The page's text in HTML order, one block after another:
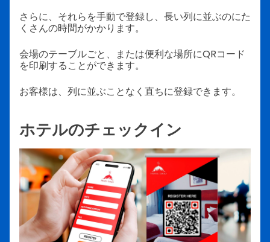
さらに、それらを手動で登録し、長い列に並ぶのにた
くさんの時間がかかります。
会場のテーブルごと、または便利な場所にQRコード
を印刷することができます。
お客様は、列に並ぶことなく直ちに登録できます。
ホテルのチェックイン